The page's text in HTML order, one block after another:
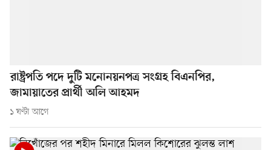
রাষ্ট্রপতি পদে দুটি মনোনয়নপত্র সংগ্রহ বিএনপির,
জামায়াতের প্রার্থী অলি আহমদ
১ ঘণ্টা আগে